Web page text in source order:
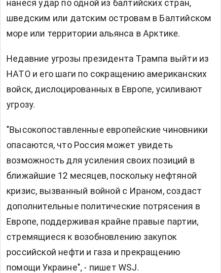
нанеся удар по одной из балтийских стран,
шведским или датским островам в Балтийском
море или территории альянса в Арктике.
Недавние угрозы президента Трампа выйти из
НАТО и его шаги по сокращению американских
войск, дислоцированных в Европе, усиливают
угрозу.
"Высокопоставленные европейские чиновники
опасаются, что Россия может увидеть
возможность для усиления своих позиций в
ближайшие 12 месяцев, поскольку нефтяной
кризис, вызванный войной с Ираном, создаст
дополнительные политические потрясения в
Европе, поддерживая крайне правые партии,
стремящиеся к возобновлению закупок
российской нефти и газа и прекращению
помощи Украине", - пишет WSJ.